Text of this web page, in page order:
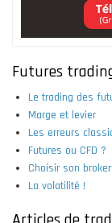
Futures
Le trading des
Marge et levier
Les erreurs
Futures ou CFD ?
Choisir son broker
La volatilité !